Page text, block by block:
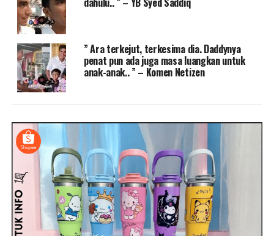
” Ara terkejut, terkesima dia. Daddynya
penat pun ada juga masa luangkan untuk
anak-anak.. ” – Komen Netizen